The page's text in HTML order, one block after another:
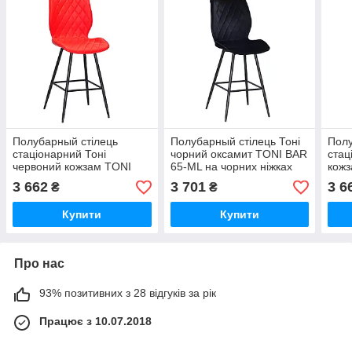
Полубарный стілець
стаціонарний Тоні
червоний кожзам TONI
BAR 65-ML на чорних
ніжках метал
3 662 ₴
Купити
Полубарный стілець Тоні
чорний оксамит TONI BAR
65-ML на чорних ніжках
метал
3 701₴
Купити
на
3
Про нас
93% позитивних з 28 відгуків за рік
Працює з 10.07.2018